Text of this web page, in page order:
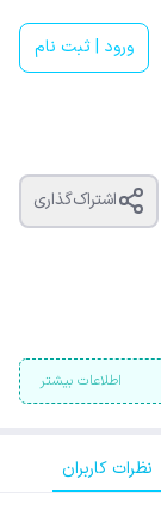
ورود | ثبت نام
اشتراک‌گذاری
اطلاعات بیشتر
نظرات کاربران